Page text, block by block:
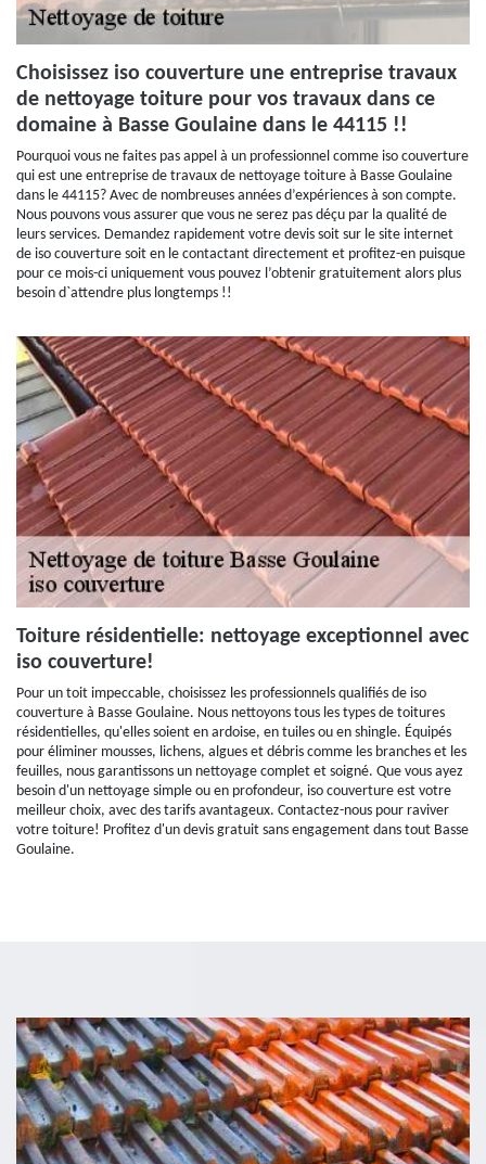
Choisissez iso couverture une entreprise travaux
de nettoyage toiture pour vos travaux dans ce
domaine à Basse Goulaine dans le 44115 !!
Pourquoi vous ne faites pas appel à un professionnel comme iso couverture
qui est une entreprise de travaux de nettoyage toiture à Basse Goulaine
dans le 44115? Avec de nombreuses années d’expériences à son compte.
Nous pouvons vous assurer que vous ne serez pas déçu par la qualité de
leurs services. Demandez rapidement votre devis soit sur le site internet
de iso couverture soit en le contactant directement et profitez-en puisque
pour ce mois-ci uniquement vous pouvez l’obtenir gratuitement alors plus
besoin d`attendre plus longtemps !!
Toiture résidentielle: nettoyage exceptionnel avec
iso couverture!
Pour un toit impeccable, choisissez les professionnels qualifiés de iso
couverture à Basse Goulaine. Nous nettoyons tous les types de toitures
résidentielles, qu'elles soient en ardoise, en tuiles ou en shingle. Équipés
pour éliminer mousses, lichens, algues et débris comme les branches et les
feuilles, nous garantissons un nettoyage complet et soigné. Que vous ayez
besoin d'un nettoyage simple ou en profondeur, iso couverture est votre
meilleur choix, avec des tarifs avantageux. Contactez-nous pour raviver
votre toiture! Profitez d'un devis gratuit sans engagement dans tout Basse
Goulaine.